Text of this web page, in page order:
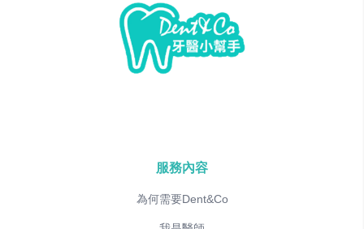
服務內容
為何需要Dent&Co